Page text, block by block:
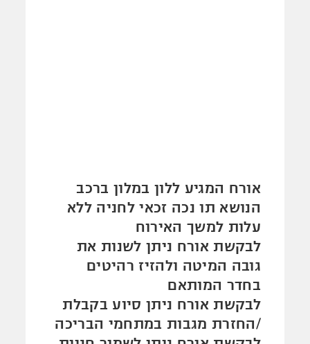
אורח המגיע ללון במלון ברכב
הנושא תו נכה זכאי לחניה ללא
עלות למשך האירוח
לבקשת אורח ניתן לשנות את
גובה המיטה ולהזיז רהיטים
בחדר המותאם
לבקשת אורח ניתן סיוע בקבלת
/החזרת מגבות במתחמי הבריכה